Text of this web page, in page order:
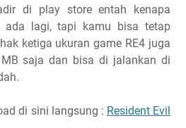
di play store entah kenapa
ada lagi, tapi kamu bisa tetap
ketiga ukuran game RE4 juga
saja dan bisa di jalankan di
di sini langsung : Resident Evil